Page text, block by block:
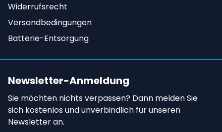
Widerrufsrecht
Versandbedingungen
Batterie-Entsorgung
Newsletter-Anmeldung
Sie möchten nichts verpassen? Dann melden Sie
sich kostenlos und unverbindlich für unseren
Newsletter an.